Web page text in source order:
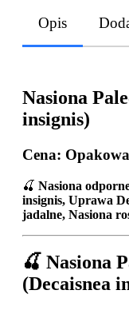
Opis
Nasiona
insignis)
Cena:
🍒 Nasiona
insignis, Uprawa
jadalne, Nasiona
🍒 Nasiona
(Decaisnea